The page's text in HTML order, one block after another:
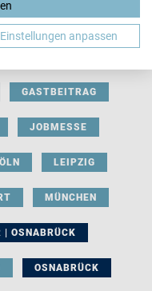
BEWERBUNG
GASTBEITRAG
JOBMESSE
LEIPZIG
MÜNCHEN
| OSNABRÜCK
OSNABRÜCK
Einstellungen anpassen